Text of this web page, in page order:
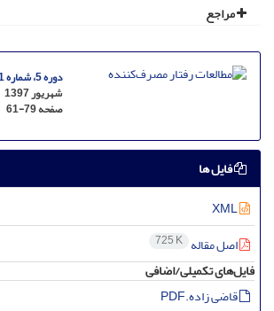
مراجع
دوره 5، شماره 1
شهریور 1397
صفحه61-79
فایل ها
اصل مقاله 725 K
فایل‌های تکمیلی/اضافی
قاضی زاده.PDF